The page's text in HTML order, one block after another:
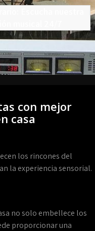
con mejor
casa
los rincones del
la experiencia sensorial.
no solo embellece los
proporcionar una